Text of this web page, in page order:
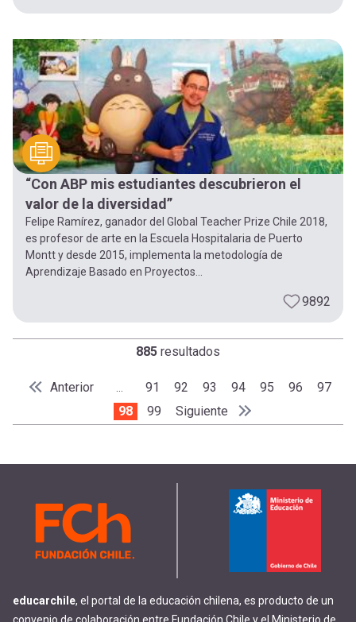
“Con ABP mis estudiantes descubrieron el
valor de la diversidad”
Felipe Ramírez, ganador del Global Teacher Prize Chile 2018,
es profesor de arte en la Escuela Hospitalaria de Puerto
Montt y desde 2015, implementa la metodología de
Aprendizaje Basado en Proyectos...
9892
885 resultados
Paginación
Primera página
« Primero
Página anterior
Anterior … Page
91 Page
92 Page
93 Page
94 Page
95 Page
96 Page
97
Página actual
98 Page
99 Siguiente página
Siguiente Última página
Último »
educarchile, el portal de la educación chilena, es producto de un